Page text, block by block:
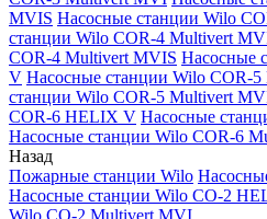
MVIS Насосные станции Wilo
станции Wilo COR-4 Multivert
COR-4 Multivert MVIS Насосные
V Насосные станции Wilo COR-
станции Wilo COR-5 Multivert
COR-6 HELIX V Насосные
Насосные станции Wilo COR-6
Назад
Пожарные станции Wilo
Насосные станции Wilo CO-2
Wilo CO-2 Multivert MVI